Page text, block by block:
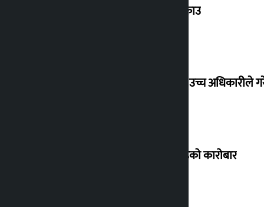
बेलायत पठाइदिन्छु भन्दै ठगी गर्ने व्यक्ति पक्राउ
मोदीको भिडियो हटाइएपछि हंगामा, मेटाका उच्च
शेयर बजार सामान्य बढ्यो, ४ अर्ब ४० करोडको कारोबार